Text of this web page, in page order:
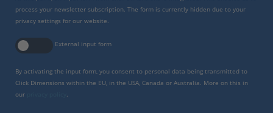
process your newsletter subscription. The form is currently hidden due to your
privacy settings for our website.
External input form
By activating the input form, you consent to personal data being transmitted to
Click Dimensions within the EU, in the USA, Canada or Australia. More on this in
our